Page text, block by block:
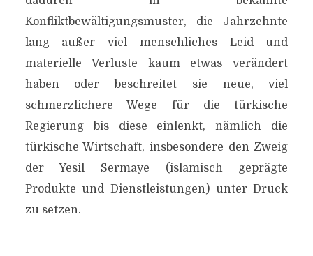
Konfliktbewältigungsmuster, die Jahrzehnte
lang außer viel menschliches Leid und
materielle Verluste kaum etwas verändert
haben oder beschreitet sie neue, viel
schmerzlichere Wege für die türkische
Regierung bis diese einlenkt, nämlich die
türkische Wirtschaft, insbesondere den Zweig
der Yesil Sermaye (islamisch geprägte
Produkte und Dienstleistungen) unter Druck
zu setzen.